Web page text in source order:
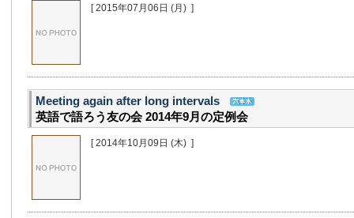
[ 2015年07月06日 (月) ]
Meeting again after long intervals
英語で語ろう友の会 2014年9月の定例会
[ 2014年10月09日 (木) ]